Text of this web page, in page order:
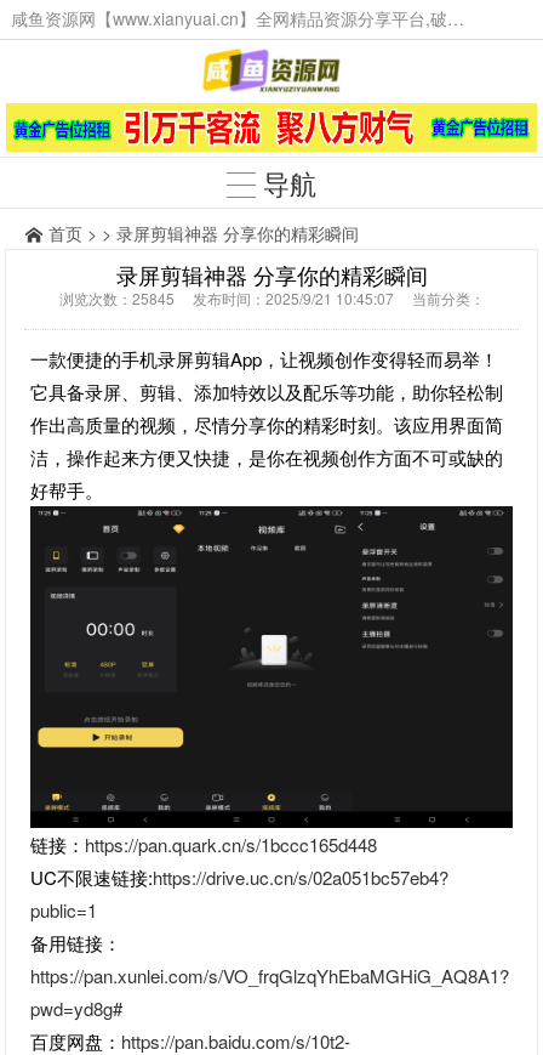
咸鱼资源网【www.xianyuai.cn】全网精品资源分享平台,破解软件,技术源码,火爆项目,工具辅助,这里无所不有。
导航
首页 > > 录屏剪辑神器 分享你的精彩瞬间
录屏剪辑神器 分享你的精彩瞬间
浏览次数：25845 发布时间：2025/9/21 10:45:07 当前分类：
一款便捷的手机录屏剪辑App，让视频创作变得轻而易举！
它具备录屏、剪辑、添加特效以及配乐等功能，助你轻松制
作出高质量的视频，尽情分享你的精彩时刻。该应用界面简
洁，操作起来方便又快捷，是你在视频创作方面不可或缺的
好帮手。
链接： https://pan.quark.cn/s/1bccc165d448
UC不限速链接:https://drive.uc.cn/s/02a051bc57eb4?
public=1
备用链接：
https://pan.xunlei.com/s/VO_frqGlzqYhEbaMGHiG_AQ8A1?
pwd=yd8g#
百度网盘： https://pan.baidu.com/s/10t2-